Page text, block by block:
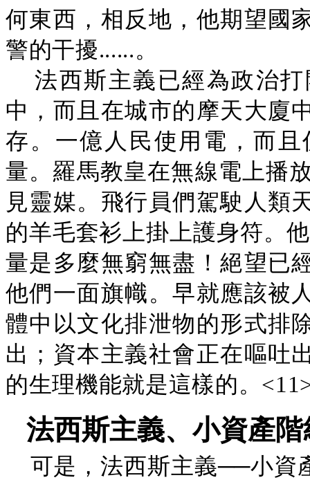
何東西，相反地，他期望國
警的干擾......。
法西斯主義已經為政治
中，而且在城市的摩天大廈
存。一億人民使用電，而
量。羅馬教皇在無線電上播
見靈媒。飛行員們駕駛人類
的羊毛套衫上掛上護身符。
量是多麼無窮無盡！絕望已
他們一面旗幟。早就應該被
體中以文化排泄物的形式排
出；資本主義社會正在嘔吐
的生理機能就是這樣的。
法西斯主義、小資產
可是，法西斯主義──小資